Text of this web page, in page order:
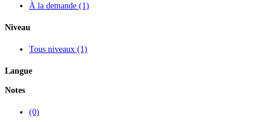
À la demande (1)
Niveau
Tous niveaux (1)
Langue
Notes
(0)